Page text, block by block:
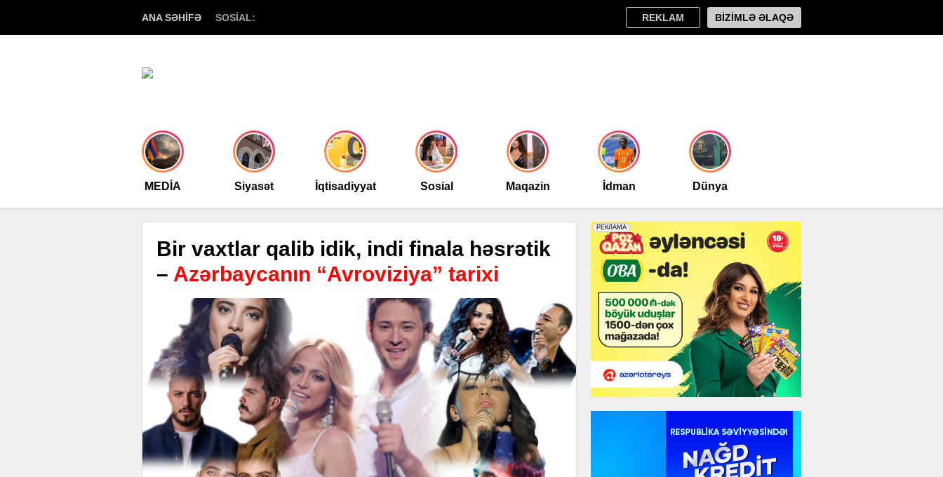
ANA SƏHİFƏ SOSİAL: REKLAM BİZİMLƏ ƏLAQƏ
MEDİA Siyasət İqtisadiyyat Sosial Maqazin İdman Dünya
Bir vaxtlar qalib idik, indi finala həsrətik
– Azərbaycanın “Avroviziya” tarixi